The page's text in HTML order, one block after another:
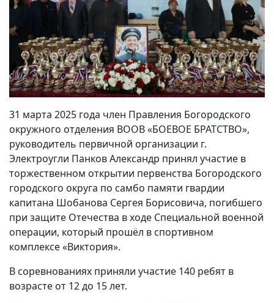
31 марта 2025 года член Правления Богородского
окружного отделения ВООВ «БОЕВОЕ БРАТСТВО»,
руководитель первичной организации г.
Электроугли Панков Александр принял участие в
торжественном открытии первенства Богородского
городского округа по самбо памяти гвардии
капитана Шобанова Сергея Борисовича, погибшего
при защите Отечества в ходе Специальной военной
операции, который прошёл в спортивном
комплексе «Виктория».
В соревнованиях приняли участие 140 ребят в
возрасте от 12 до 15 лет.